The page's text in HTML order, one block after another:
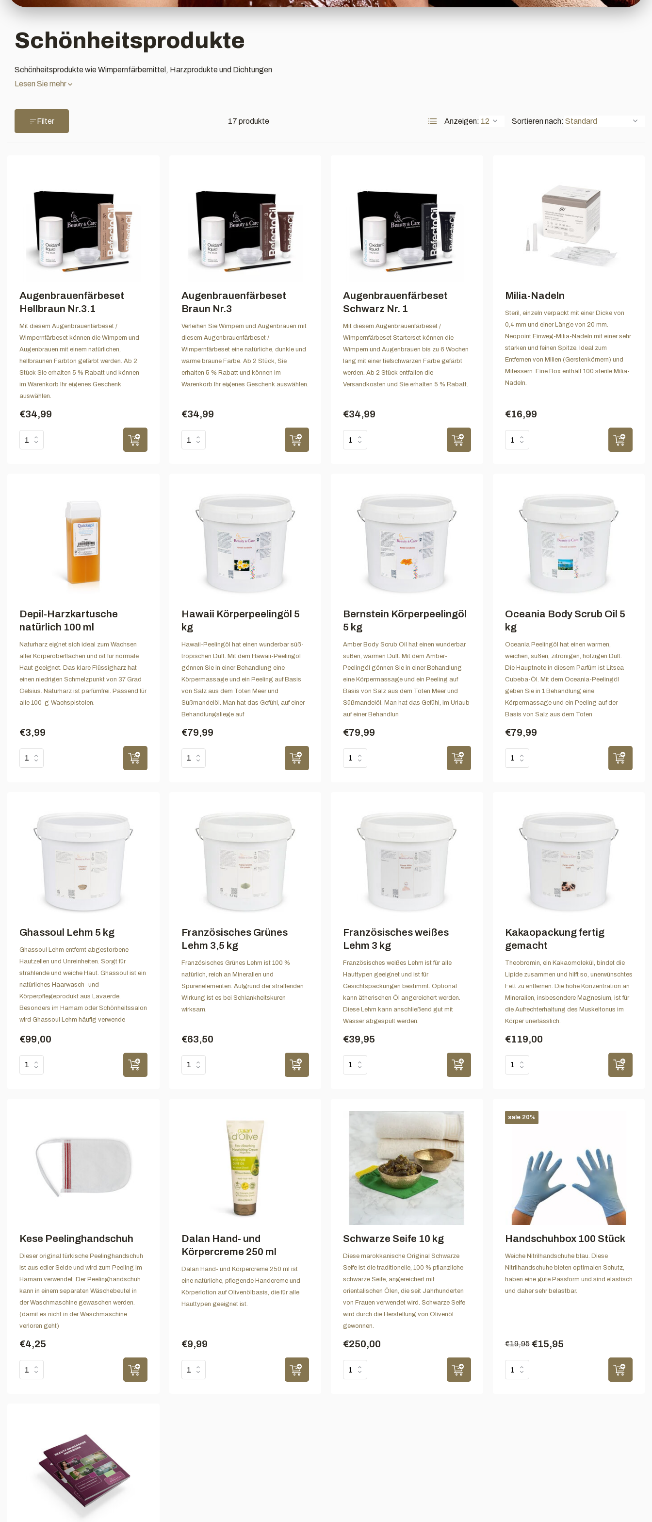
Schönheitsprodukte
Schönheitsprodukte wie Wimpernfärbemittel, Harzprodukte und Dichtungen
Lesen Sie mehr
Filter 17 produkte Anzeigen: Sortieren nach:
Augenbrauenfärbeset
Hellbraun Nr.3.1
Mit diesem Augenbrauenfärbeset /
Wimpernfärbeset können die Wimpern und
Augenbrauen mit einem natürlichen,
hellbraunen Farbton gefärbt werden. Ab 2
Stück Sie erhalten 5 % Rabatt und können
im Warenkorb Ihr eigenes Geschenk
auswählen.
€34,99
Augenbrauenfärbeset
Braun Nr.3
Verleihen Sie Wimpern und Augenbrauen mit
diesem Augenbrauenfärbeset /
Wimpernfärbeset eine natürliche, dunkle und
warme braune Farbe. Ab 2 Stück, Sie
erhalten 5 % Rabatt und können im
Warenkorb Ihr eigenes Geschenk auswählen.
€34,99
Augenbrauenfärbeset
Schwarz Nr. 1
Mit diesem Augenbrauenfärbeset /
Wimpernfärbeset Starterset können die
Wimpern und Augenbrauen bis zu 6 Wochen
lang mit einer tiefschwarzen Farbe gefärbt
werden. Ab 2 Stück entfallen die
Versandkosten und Sie erhalten 5 % Rabatt.
€34,99
Milia-Nadeln
Steril, einzeln verpackt mit einer Dicke von
0,4 mm und einer Länge von 20 mm.
Neopoint Einweg-Milia-Nadeln mit einer sehr
starken und feinen Spitze. Ideal zum
Entfernen von Milien (Gerstenkörnern) und
Mitessern. Eine Box enthält 100 sterile Milia-
Nadeln.
€16,99
Depil-Harzkartusche
natürlich 100 ml
Naturharz eignet sich ideal zum Wachsen
aller Körperoberflächen und ist für normale
Haut geeignet. Das klare Flüssigharz hat
einen niedrigen Schmelzpunkt von 37 Grad
Celsius. Naturharz ist parfümfrei. Passend für
alle 100-g-Wachspistolen.
€3,99
Hawaii Körperpeelingöl 5
kg
Hawaii-Peelingöl hat einen wunderbar süß-
tropischen Duft. Mit dem Hawaii-Peelingöl
gönnen Sie in einer Behandlung eine
Körpermassage und ein Peeling auf Basis
von Salz aus dem Toten Meer und
Süßmandelöl. Man hat das Gefühl, auf einer
Behandlungsliege auf
€79,99
Bernstein Körperpeelingöl
5 kg
Amber Body Scrub Oil hat einen wunderbar
süßen, warmen Duft. Mit dem Amber-
Peelingöl gönnen Sie in einer Behandlung
eine Körpermassage und ein Peeling auf
Basis von Salz aus dem Toten Meer und
Süßmandelöl. Man hat das Gefühl, im Urlaub
auf einer Behandlun
€79,99
Oceania Body Scrub Oil 5
kg
Oceania Peelingöl hat einen warmen,
weichen, süßen, zitronigen, holzigen Duft.
Die Hauptnote in diesem Parfüm ist Litsea
Cubeba-Öl. Mit dem Oceania-Peelingöl
geben Sie in 1 Behandlung eine
Körpermassage und ein Peeling auf der
Basis von Salz aus dem Toten
€79,99
Ghassoul Lehm 5 kg
Ghassoul Lehm entfernt abgestorbene
Hautzellen und Unreinheiten. Sorgt für
strahlende und weiche Haut. Ghassoul ist ein
natürliches Haarwasch- und
Körperpflegeprodukt aus Lavaerde.
Besonders im Hamam oder Schönheitssalon
wird Ghassoul Lehm häufig verwende
€99,00
Französisches Grünes
Lehm 3,5 kg
Französisches Grünes Lehm ist 100 %
natürlich, reich an Mineralien und
Spurenelementen. Aufgrund der straffenden
Wirkung ist es bei Schlankheitskuren
wirksam.
€63,50
Französisches weißes
Lehm 3 kg
Französisches weißes Lehm ist für alle
Hauttypen geeignet und ist für
Gesichtspackungen bestimmt. Optional
kann ätherischen Öl angereichert werden.
Diese Lehm kann anschließend gut mit
Wasser abgespült werden.
€39,95
Kakaopackung fertig
gemacht
Theobromin, ein Kakaomolekül, bindet die
Lipide zusammen und hilft so, unerwünschtes
Fett zu entfernen. Die hohe Konzentration an
Mineralien, insbesondere Magnesium, ist für
die Aufrechterhaltung des Muskeltonus im
Körper unerlässlich.
€119,00
Kese Peelinghandschuh
Dieser original türkische Peelinghandschuh
ist aus edler Seide und wird zum Peeling im
Hamam verwendet. Der Peelinghandschuh
kann in einem separaten Wäschebeutel in
der Waschmaschine gewaschen werden.
(damit es nicht in der Waschmaschine
verloren geht)
€4,25
Dalan Hand- und
Körpercreme 250 ml
Dalan Hand- und Körpercreme 250 ml ist
eine natürliche, pflegende Handcreme und
Körperlotion auf Olivenölbasis, die für alle
Hauttypen geeignet ist.
€9,99
Schwarze Seife 10 kg
Diese marokkanische Original Schwarze
Seife ist die traditionelle, 100 % pflanzliche
schwarze Seife, angereichert mit
orientalischen Ölen, die seit Jahrhunderten
von Frauen verwendet wird. Schwarze Seife
wird durch die Herstellung von Olivenöl
gewonnen.
€250,00
sale 20%
Handschuhbox 100 Stück
Weiche Nitrilhandschuhe blau. Diese
Nitrilhandschuhe bieten optimalen Schutz,
haben eine gute Passform und sind elastisch
und daher sehr belastbar.
€19,95 €15,95